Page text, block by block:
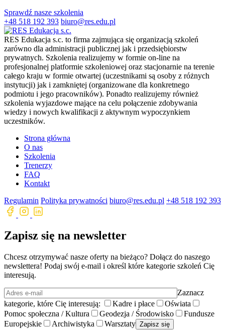
Sprawdź nasze szkolenia
+48 518 192 393 biuro@res.edu.pl
RES Edukacja s.c. to firma zajmująca się organizacją szkoleń
zarówno dla administracji publicznej jak i przedsiębiorstw
prywatnych. Szkolenia realizujemy w formie on-line na
profesjonalnej platformie szkoleniowej oraz stacjonarnie na terenie
całego kraju w formie otwartej (uczestnikami są osoby z różnych
instytucji) jak i zamkniętej (organizowane dla konkretnego
podmiotu i jego pracowników). Ponadto realizujemy również
szkolenia wyjazdowe mające na celu połączenie zdobywania
wiedzy i nowych kwalifikacji z aktywnym wypoczynkiem
uczestników.
Strona główna
O nas
Szkolenia
Trenerzy
FAQ
Kontakt
Regulamin Polityka prywatności biuro@res.edu.pl +48 518 192 393
Zapisz się na newsletter
Chcesz otrzymywać nasze oferty na bieżąco? Dołącz do naszego
newslettera! Podaj swój e-mail i określ które kategorie szkoleń Cię
interesują.
Zaznacz
kategorie, które Cię interesują:
Kadre i płace
Oświata
Pomoc społeczna / Kultura
Geodezja / Środowisko
Fundusze
Europejskie
Archiwistyka Warsztaty